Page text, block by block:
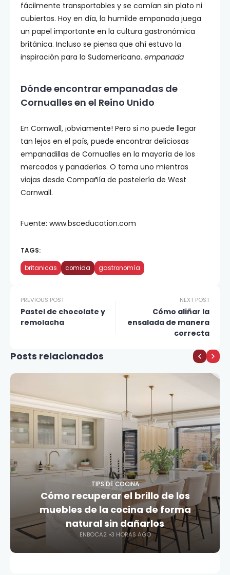
fácilmente transportables y se comían sin plato ni
cubiertos. Hoy en día, la humilde empanada juega
un papel importante en la cultura gastronómica
británica. Incluso se piensa que ahí estuvo la
inspiración para la Sudamericana. empanada
Dónde encontrar empanadas de
Cornualles en el Reino Unido
En Cornwall, ¡obviamente! Pero si no puede llegar
tan lejos en el país, puede encontrar deliciosas
empanadillas de Cornualles en la mayoría de los
mercados y panaderías. O toma uno mientras
viajas desde Compañía de pastelería de West
Cornwall.
Fuente: www.bsceducation.com
TAGS:
britanicas comida gastronomía
PREVIOUS POST
Pastel de chocolate y
remolacha
NEXT POST
Cómo aliñar la
ensalada de manera
correcta
Posts relacionados
TIPS DE COCINA
Cómo recuperar el brillo de los
muebles de la cocina de forma
natural sin dañarlos
ENBOCA2 3 HORAS AGO